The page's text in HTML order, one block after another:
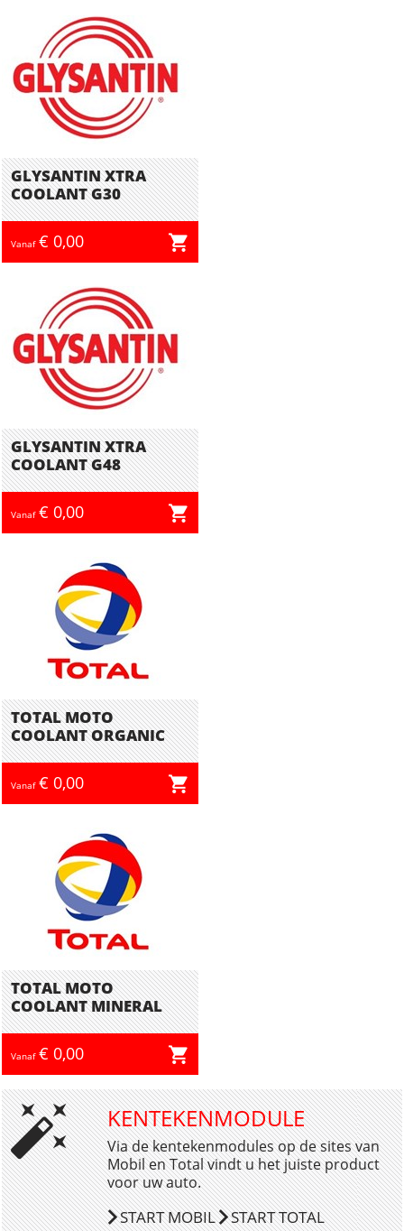
GLYSANTIN XTRA
COOLANT G30
Vanaf € 0,00
GLYSANTIN XTRA
COOLANT G48
Vanaf € 0,00
TOTAL MOTO
COOLANT ORGANIC
Vanaf € 0,00
TOTAL MOTO
COOLANT MINERAL
Vanaf € 0,00
KENTEKENMODULE
Via de kentekenmodules op de sites van
Mobil en Total vindt u het juiste product
voor uw auto.
START MOBIL START TOTAL